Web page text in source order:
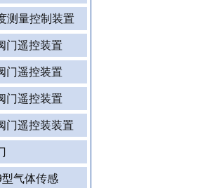
测量控制装置
门遥控装置
门遥控装置
门遥控装置
门遥控装装置
气体传感